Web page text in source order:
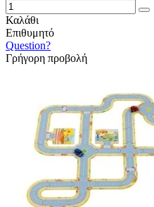
Καλάθι
Επιθυμητό
Question?
Γρήγορη προβολή